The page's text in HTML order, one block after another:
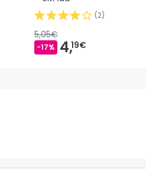
(2)
5,05€
-17% 4,19€